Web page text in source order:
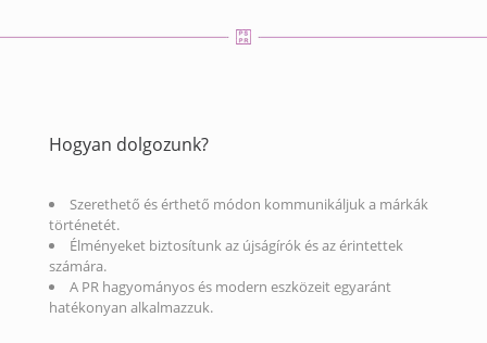
Hogyan dolgozunk?
Szerethető és érthető módon kommunikáljuk a márkák
történetét.
Élményeket biztosítunk az újságírók és az érintettek
számára.
A PR hagyományos és modern eszközeit egyaránt
hatékonyan alkalmazzuk.